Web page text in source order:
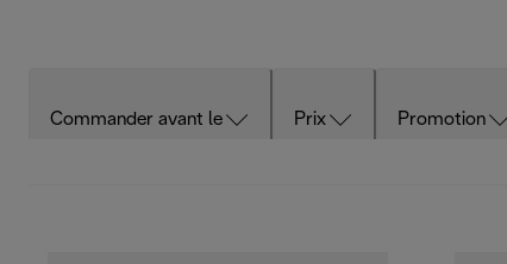
Commander avant le Prix Promotion